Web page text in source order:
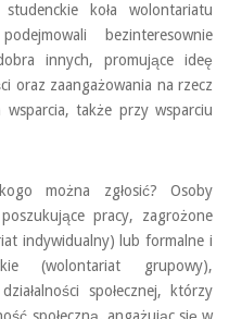
koła wolontariatu
bezinteresownie
innych, promujące ideę
oraz zaangażowania na rzecz
wsparcia, także przy wsparciu
można zgłosić? Osoby
pracy, zagrożone
indywidualny) lub formalne i
(wolontariat grupowy),
społecznej, którzy